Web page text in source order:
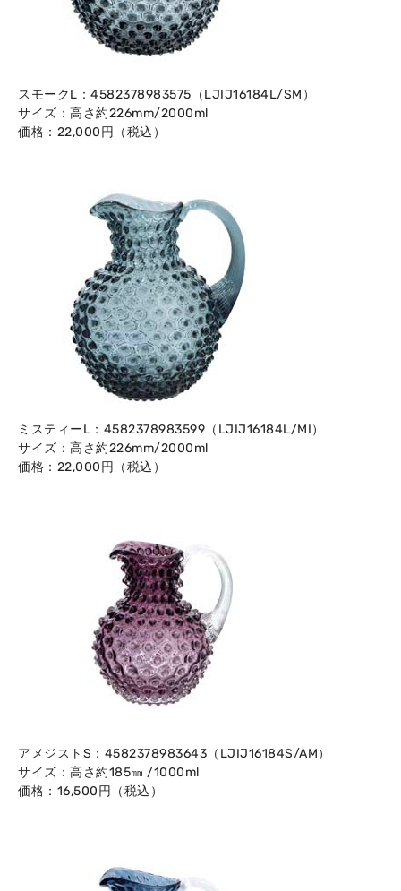
スモークL：4582378983575（LJIJ16184L/SM）
サイズ：高さ約226mm/2000ml
価格：22,000円（税込）
ミスティーL：4582378983599（LJIJ16184L/MI）
サイズ：高さ約226mm/2000ml
価格：22,000円（税込）
アメジストS：4582378983643（LJIJ16184S/AM）
サイズ：高さ約185㎜ /1000ml
価格：16,500円（税込）